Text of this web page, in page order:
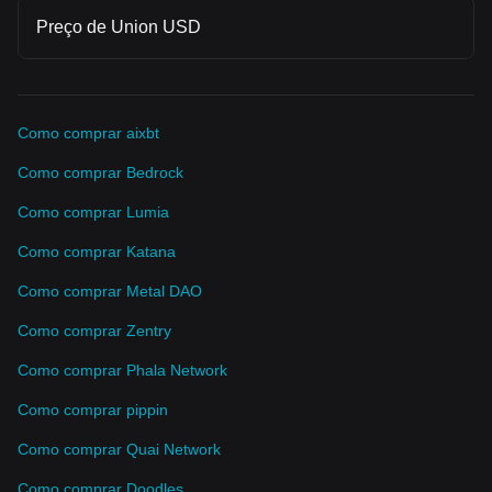
Preço de Union USD
Como comprar aixbt
Como comprar Bedrock
Como comprar Lumia
Como comprar Katana
Como comprar Metal DAO
Como comprar Zentry
Como comprar Phala Network
Como comprar pippin
Como comprar Quai Network